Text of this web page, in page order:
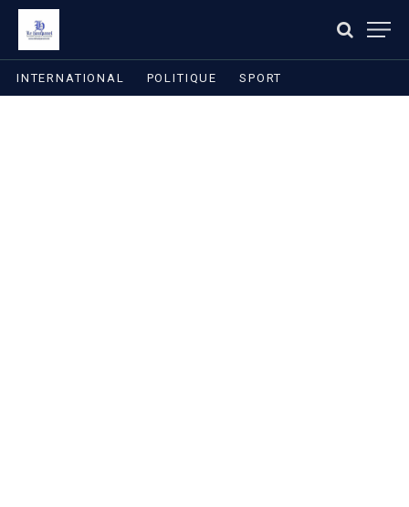
INTERNATIONAL POLITIQUE SPORT